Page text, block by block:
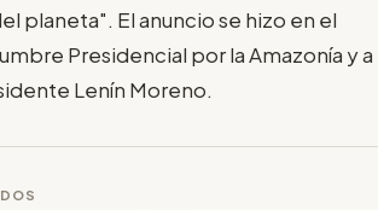
planeta". El anuncio se hizo en el
Presidencial por la Amazonía y a
Lenín Moreno.